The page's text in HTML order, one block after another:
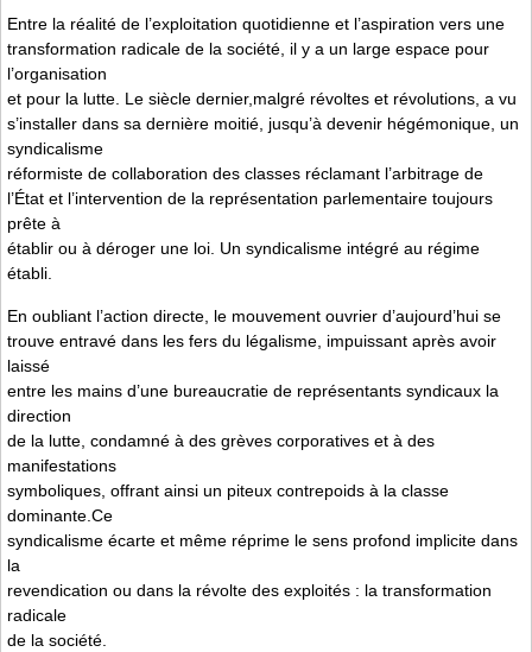
Entre la réalité de l’exploitation quotidienne et l’aspiration vers une
transformation radicale de la société, il y a un large espace pour
l’organisation
et pour la lutte. Le siècle dernier,malgré révoltes et révolutions, a vu
s’installer dans sa dernière moitié, jusqu’à devenir hégémonique, un
syndicalisme
réformiste de collaboration des classes réclamant l’arbitrage de
l’État et l’intervention de la représentation parlementaire toujours
prête à
établir ou à déroger une loi. Un syndicalisme intégré au régime
établi.
En oubliant l’action directe, le mouvement ouvrier d’aujourd’hui se
trouve entravé dans les fers du légalisme, impuissant après avoir
laissé
entre les mains d’une bureaucratie de représentants syndicaux la
direction
de la lutte, condamné à des grèves corporatives et à des
manifestations
symboliques, offrant ainsi un piteux contrepoids à la classe
dominante.Ce
syndicalisme écarte et même réprime le sens profond implicite dans
la
revendication ou dans la révolte des exploités : la transformation
radicale
de la société.